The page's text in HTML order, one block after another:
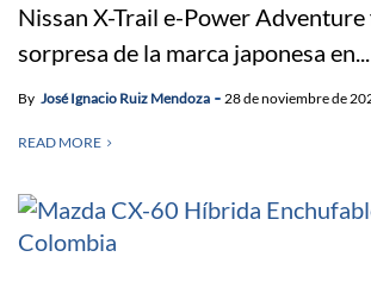
Nissan X-Trail e-Power
sorpresa de la marca japonesa en...
By José Ignacio Ruiz Mendoza 28 de noviembre de
READ MORE